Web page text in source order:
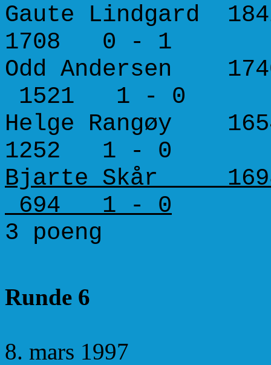
Gaute Lindgard
1708 0 - 1
Odd Andersen
1521 1 - 0
Helge Rangøy
1252 1 - 0
Bjarte Skår
694 1 - 0
3 poeng 1
Runde 6
8. mars 1997